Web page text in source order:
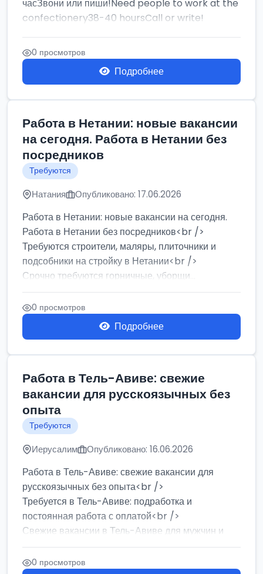
часЗвони или пиши!Need people to work at the
confectionery38-40 hoursCall or write!
0 просмотров
Подробнее
Работа в Нетании: новые вакансии
на сегодня. Работа в Нетании без
посредников
Требуются
Натания Опубликовано: 17.06.2026
Работа в Нетании: новые вакансии на сегодня.
Работа в Нетании без посредников<br />
Требуются строители, маляры, плиточники и
подсобники на стройку в Нетании<br />
Срочно требуются горничные, уборщи...
0 просмотров
Подробнее
Работа в Тель-Авиве: свежие
вакансии для русскоязычных без
опыта
Требуются
Иерусалим Опубликовано: 16.06.2026
Работа в Тель-Авиве: свежие вакансии для
русскоязычных без опыта<br />
Требуется в Тель-Авиве: подработка и
постоянная работа с оплатой<br />
Свежие вакансии в Тель-Авиве для мужчин и
женщин от хозя...
0 просмотров